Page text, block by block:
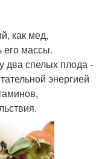
как мед,
его массы.
два спелых плода -
энергией